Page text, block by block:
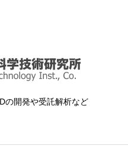
の開発や受託解析など